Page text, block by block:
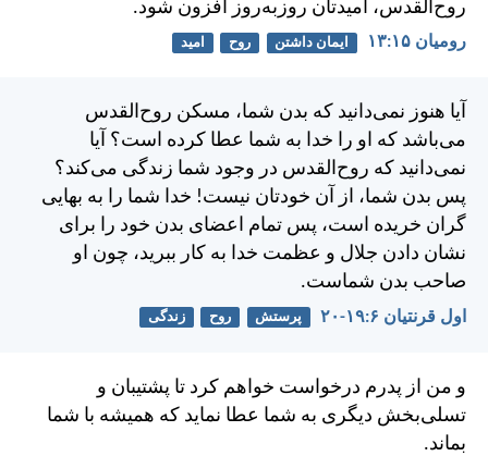
روح‌القدس، اميدتان روز‌به‌روز افزون شود.
رومیان ۱۵:‏۱۳ ایمان داشتن روح امید
آيا هنوز نمی‌دانيد كه بدن شما، مسكن روح‌القدس
می‌باشد كه او را خدا به شما عطا كرده است؟ آيا
نمی‌دانيد كه روح‌القدس در وجود شما زندگی می‌كند؟
پس بدن شما، از آن خودتان نيست! خدا شما را به بهايی
گران خريده است، پس تمام اعضای بدن خود را برای
نشان دادن جلال و عظمت خدا به کار ببريد، چون او
صاحب بدن شماست.
اول قرنتیان ۶:‏۱۹-‏۲۰ پرستش روح زندگی
و من از پدرم درخواست خواهم كرد تا پشتيبان و
تسلی‌بخش ديگری به شما عطا نمايد كه هميشه با شما
بماند.